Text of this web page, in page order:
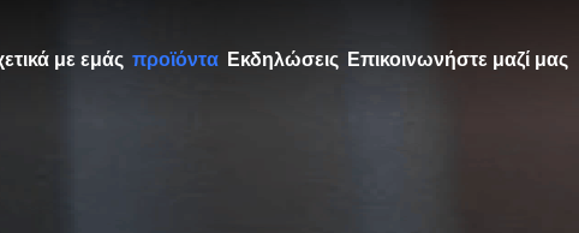
με εμάς προϊόντα Εκδηλώσεις Επικοινωνήστε μαζί μας